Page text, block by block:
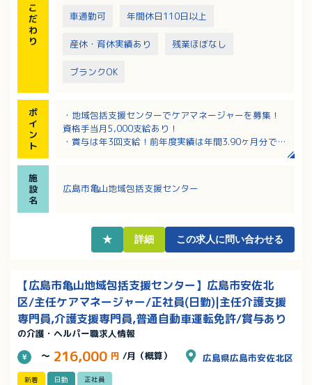
こ
だ
わ
り
車通勤可 年間休日110日以上
産休・育休実績あり 残業ほぼなし
ブランクOK
ポ
イ
ン
ト
・地域包括支援センターでケアマネージャーを募集！
資格手当月5,000支給あり！
・賞与は年3回支給！前年度実績は年間3.90ヶ月分で
トとのバランスが取りやすい環境です！
・採用時から有給休暇10日付与！その他慶弔や永年勤
施
設
名
広島市亀山地域包括支援センター
★ 詳細 この求人に問い合わせる
【広島市亀山地域包括支援センター】広島市安佐北
区/主任ケアマネージャー/正社員(日勤)|主任介護支援
専門員,介護支援専門員,普通自動車運転免許/賞与あり
の介護・ヘルパー職求人情報
～ 216,000 円 /月（概算） 広島県広島市安佐北区
新着 日勤 正社員